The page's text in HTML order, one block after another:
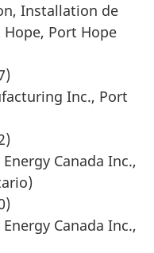
Installation de
Port Hope
Inc., Port
Canada Inc.,
Canada Inc.,